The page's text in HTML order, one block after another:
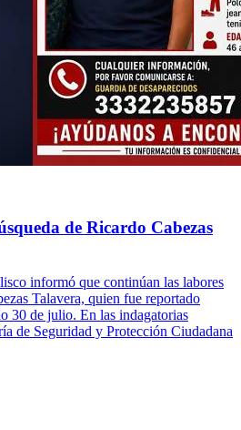
de Ricardo Cabezas
informó que continúan las labores
Talavera, quien fue reportado
30 de julio. En las indagatorias
de Seguridad y Protección Ciudadana